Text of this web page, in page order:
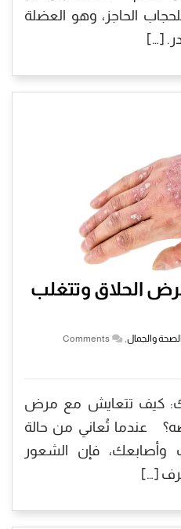
الحاجز، وهو العضلة
[…]
الحلاق وتتغلب
الصحة والجمال,
Comments
كيف تتعايش مع مرض
عندما تُعاني من حالة
وأصابعك، فإن الشعور
[…]